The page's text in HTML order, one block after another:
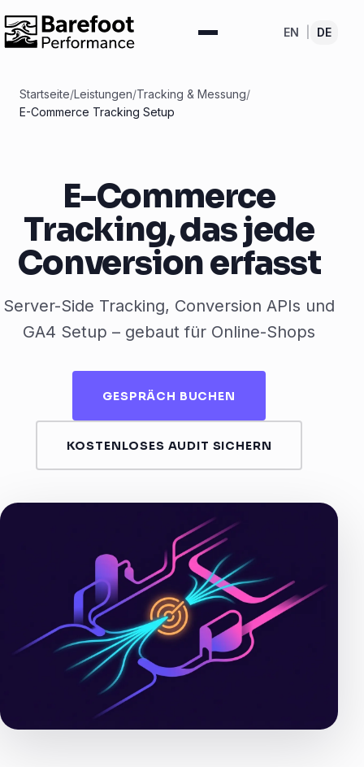
EN DE
Startseite/Leistungen/Tracking & Messung/
E-Commerce Tracking Setup
E-Commerce
Tracking, das jede
Conversion erfasst
Server-Side Tracking, Conversion APIs und
GA4 Setup – gebaut für Online-Shops
GESPRÄCH BUCHEN
KOSTENLOSES AUDIT SICHERN